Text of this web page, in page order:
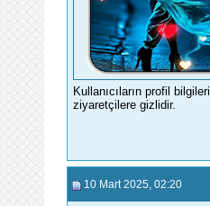
Kullanıcıların profil bilgileri
ziyaretçilere gizlidir.
10 Mart 2025 , 02:20